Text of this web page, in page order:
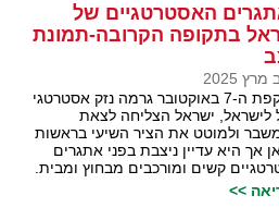
האסטרטגיים של
בתקופה הקרובה-תמונת
מתקפת ה-7 באוקטובר גרמה נזק אסטרטגי
לישראל, ישראל הצליחה לצאת
ולמוטט את הציר השיעי בראשות
אך היא עדיין ניצבת בפני אתגרים
קשים ומורכבים מבחוץ ומבית.
>>